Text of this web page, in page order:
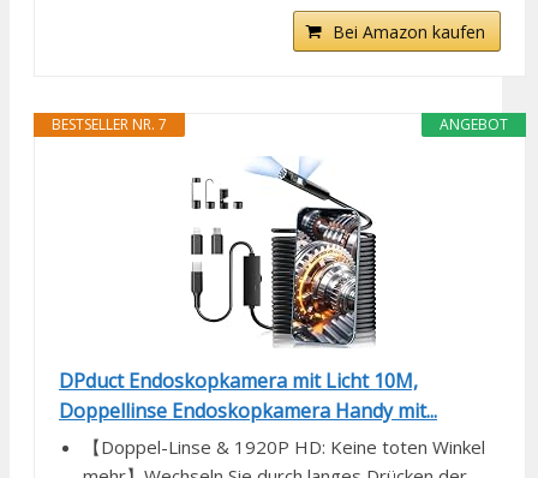
Bei Amazon kaufen
ANGEBOT
BESTSELLER NR. 7
DPduct Endoskopkamera mit Licht 10M,
Doppellinse Endoskopkamera Handy mit...
【Doppel-Linse & 1920P HD: Keine toten Winkel